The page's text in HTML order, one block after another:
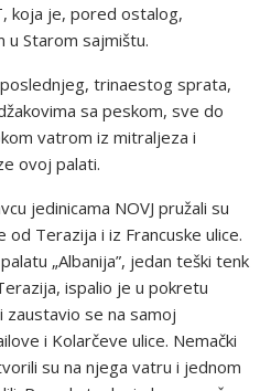
koja je, pored ostalog,
u Starom sajmištu.
poslednjeg, trinaestog sprata,
sa peskom, sve do
vatrom iz mitraljeza i
ovoj palati.
jedinicama NOVJ pružali su
Terazija i iz Francuske ulice.
„Albanija”, jedan teški tenk
ispalio je u pokretu
zaustavio se na samoj
i Kolarčeve ulice. Nemački
su na njega vatru i jednom